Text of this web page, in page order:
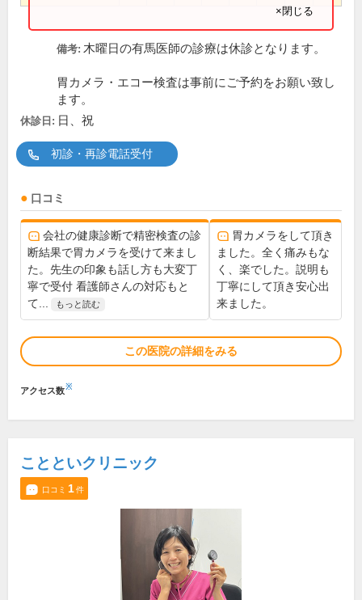
×閉じる
備考: 木曜日の有馬医師の診療は休診となります。
胃カメラ・エコー検査は事前にご予約をお願い致し
ます。
休診日: 日、祝
初診・再診電話受付
口コミ
会社の健康診断で精密検査の診
断結果で胃カメラを受けて来まし
た。先生の印象も話し方も大変丁
寧で受付 看護師さんの対応もと
て...
もっと読む
胃カメラをして頂き
ました。全く痛みもな
く、楽でした。説明も
丁寧にして頂き安心出
来ました。
この医院の詳細をみる
アクセス数※
ことといクリニック
口コミ 1件